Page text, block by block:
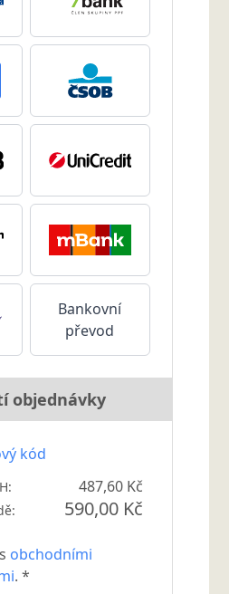
Bankovní
převod
objednávky
kód
487,60 Kč
590,00 Kč
obchodními
. *